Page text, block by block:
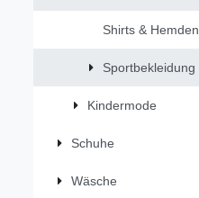
Shirts & Hemden
Sportbekleidung
Kindermode
Schuhe
Wäsche